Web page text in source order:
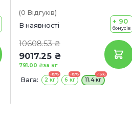
ягням, олениною, качкою та
рибою)
(0 Відгуків)
В наявності
10608.53 ₴
9017.25 ₴
за кг
791.00 ₴
+ 90
бонусів
Вага:
-15%
2 кг
-15%
6 кг
-15%
11.4 кг